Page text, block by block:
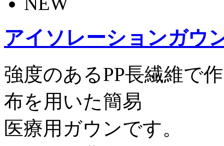
アイソレーションガウ
強度のあるPP長繊維で
布を用いた簡易
医療用ガウンです。